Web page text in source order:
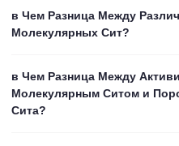
в Чем Разница Между
Молекулярных Сит?
в Чем Разница Между
Молекулярным Ситом и
Сита?